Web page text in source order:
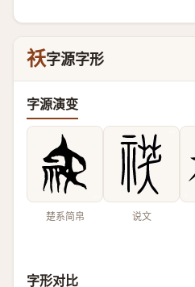
祅字源字形
字源演变
楚系简帛 说文
字形对比